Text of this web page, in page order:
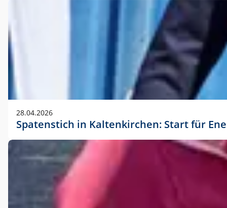
28.04.2026
Spatenstich in Kaltenkirchen: Start für